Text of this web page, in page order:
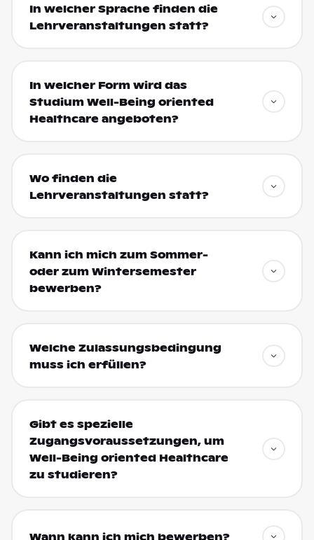
In welcher Sprache finden die
Lehrveranstaltungen statt?
In welcher Form wird das
Studium Well-Being oriented
Healthcare angeboten?
Wo finden die
Lehrveranstaltungen statt?
Kann ich mich zum Sommer-
oder zum Wintersemester
bewerben?
Welche Zulassungsbedingung
muss ich erfüllen?
Gibt es spezielle
Zugangsvoraussetzungen, um
Well-Being oriented Healthcare
zu studieren?
Wann kann ich mich bewerben?